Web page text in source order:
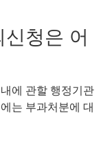
청은 어
에 관할 행정기관
는 부과처분에 대